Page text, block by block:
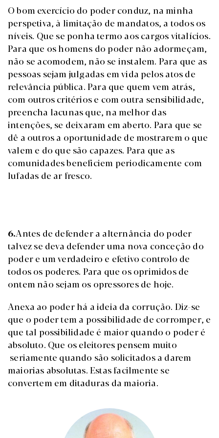
O bom exercício do poder conduz, na minha
perspetiva, à limitação de mandatos, a todos os
níveis. Que se ponha termo aos cargos vitalícios.
Para que os homens do poder não adormeçam,
não se acomodem, não se instalem. Para que as
pessoas sejam julgadas em vida pelos atos de
relevância pública. Para que quem vem atrás,
com outros critérios e com outra sensibilidade,
preencha lacunas que, na melhor das
intenções, se deixaram em aberto. Para que se
dê a outros a oportunidade de mostrarem o que
valem e do que são capazes. Para que as
comunidades beneficiem periodicamente com
lufadas de ar fresco.
6.Antes de defender a alternância do poder
talvez se deva defender uma nova conceção do
poder e um verdadeiro e efetivo controlo de
todos os poderes. Para que os oprimidos de
ontem não sejam os opressores de hoje.
Anexa ao poder há a ideia da corrução. Diz-se
que o poder tem a possibilidade de corromper, e
que tal possibilidade é maior quando o poder é
absoluto. Que os eleitores pensem muito
seriamente quando são solicitados a darem
maiorias absolutas. Estas facilmente se
convertem em ditaduras da maioria.